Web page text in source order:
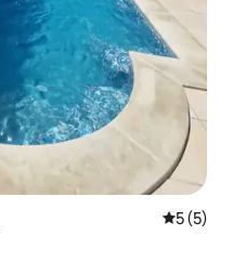
คะแนนเฉ
5 (5)